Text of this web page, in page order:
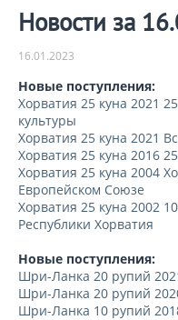
Новости за
16.01.2023
Новые поступления:
Хорватия 25 куна 2021
культуры
Хорватия 25 куна 2021
Хорватия 25 куна 2016
Хорватия 25 куна 2004
Европейском Союзе
Хорватия 25 куна 2002
Республики Хорватия
Новые поступления:
Шри-Ланка 20 рупий
Шри-Ланка 20 рупий
Шри-Ланка 10 рупий